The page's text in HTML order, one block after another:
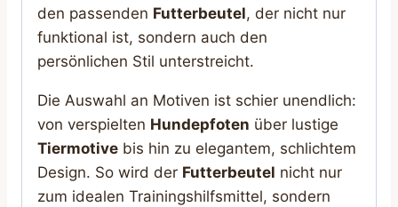
den passenden Futterbeutel, der nicht nur
funktional ist, sondern auch den
persönlichen Stil unterstreicht.
Die Auswahl an Motiven ist schier unendlich:
von verspielten Hundepfoten über lustige
Tiermotive bis hin zu elegantem, schlichtem
Design. So wird der Futterbeutel nicht nur
zum idealen Trainingshilfsmittel, sondern